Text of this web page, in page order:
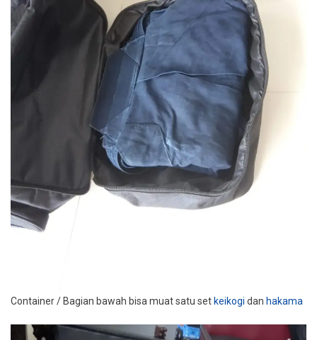
Container / Bagian bawah bisa muat satu set keikogi dan hakama